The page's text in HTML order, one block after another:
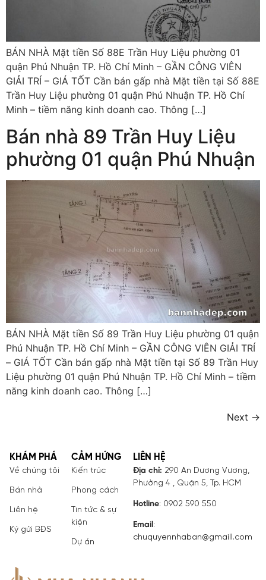
BÁN NHÀ Mặt tiền Số 88E Trần Huy Liệu phường 01
quận Phú Nhuận TP. Hồ Chí Minh – GẦN CÔNG VIÊN
GIẢI TRÍ – GIÁ TỐT Cần bán gấp nhà Mặt tiền tại Số 88E
Trần Huy Liệu phường 01 quận Phú Nhuận TP. Hồ Chí
Minh – tiềm năng kinh doanh cao. Thông […]
Bán nhà 89 Trần Huy Liệu
phường 01 quận Phú Nhuận
BÁN NHÀ Mặt tiền Số 89 Trần Huy Liệu phường 01 quận
Phú Nhuận TP. Hồ Chí Minh – GẦN CÔNG VIÊN GIẢI TRÍ
– GIÁ TỐT Cần bán gấp nhà Mặt tiền tại Số 89 Trần Huy
Liệu phường 01 quận Phú Nhuận TP. Hồ Chí Minh – tiềm
năng kinh doanh cao. Thông […]
Next →
KHÁM PHÁ
Về chúng tôi
Bán nhà
Liên hệ
Ký gửi BĐS
CẢM HỨNG
Kiến trúc
Phong cách
Tin tức & sự
kiện
Dự án
LIÊN HỆ
Địa chỉ: 290 An Dương Vương,
Phường 4 , Quận 5, Tp. HCM
Hotline: 0902 590 550
Email:
chuquyennhaban@gmaill.com